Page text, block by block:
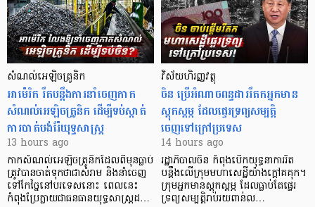
សំណល់អេឡិចត្រូនិក
អាម៉េរិក រឹតបន្តឹងការនាំចេញកាក
សំណល់អេឡិចត្រូនិក ដើម្បីទប់ស្កាត់
ការបាត់បង់រ៉ែយុទ្ធសាស្ត្រ
13 hours ago
កាក​សំណល់​អេឡិច​ត្រូនិកដែល​ពីមុនធ្លាប់​
ត្រូវបានចាត់ទុកថាជាសំរាម និងនាំចេញ
ទៅកែច្នៃនៅបរទេស​នោះ ពេលនេះ
កំពុងប្រែក្លាយជាធនធានយុទ្ធសាស្ត្រដ…
វិស័យហិរញ្ញវត្ថុ
ចិន ប្រើ​អំណាចពន្ធដាររឹតកអ្នកមាន
ស្ដុកស្ដម្ភ ដែលផ្ទេរទ្រព្យសម្បត្តិ
ចេញទៅក្រៅប្រទេស
14 hours ago
រដ្ឋាភិបាលចិន កំពុងបើកយុទ្ធនាការរឹត
បន្តឹងលើក្រុមមហាសេដ្ឋី​យ៉ាង​ក្ដៅគគុក។
​ក្រុមអ្នកមានស្ដុកស្ដម្ភ ដែល​ធ្លាប់​តែផ្ទេរ
ទ្រព្យសម្បត្តិរាប់រយពាន់ល…